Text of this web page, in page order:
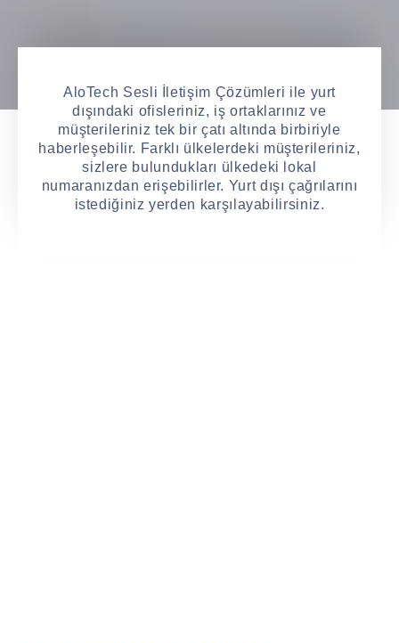
AloTech Sesli İletişim Çözümleri ile yurt
dışındaki ofisleriniz, iş ortaklarınız ve
müşterileriniz tek bir çatı altında birbiriyle
haberleşebilir. Farklı ülkelerdeki müşterileriniz,
sizlere bulundukları ülkedeki lokal
numaranızdan erişebilirler. Yurt dışı çağrılarını
istediğiniz yerden karşılayabilirsiniz.